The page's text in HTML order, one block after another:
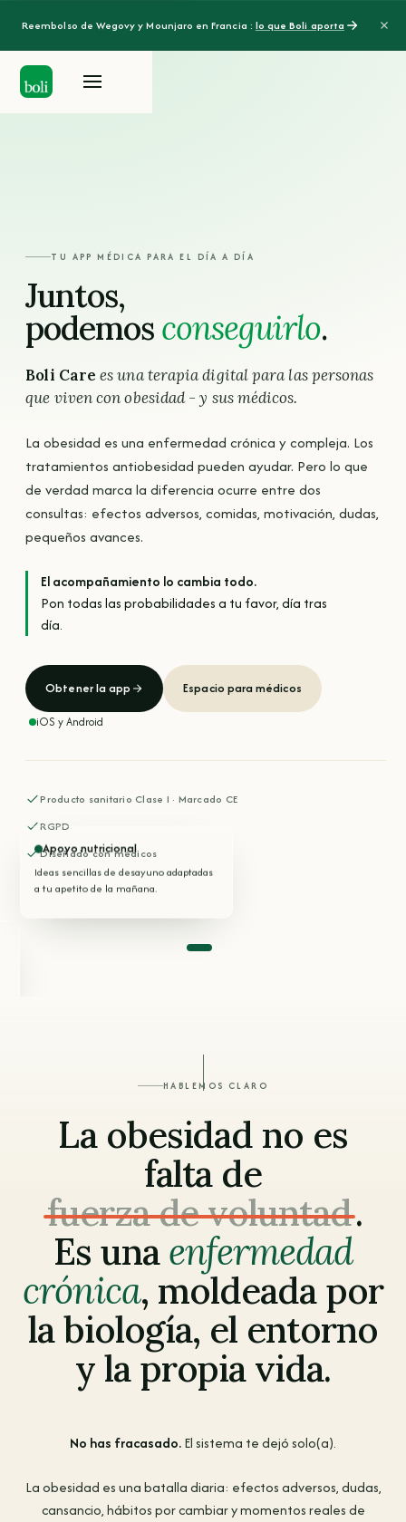
Reembolso de Wegovy y Mounjaro en Francia : lo que Boli aporta
TU APP MÉDICA PARA EL DÍA A DÍA
Juntos,
podemosconseguirlo.
Boli Care es una terapia digital para las personas
que viven con obesidad - y sus médicos.
La obesidad es una enfermedad crónica y compleja. Los
tratamientos antiobesidad pueden ayudar. Pero lo que
de verdad marca la diferencia ocurre entre dos
consultas: efectos adversos, comidas, motivación, dudas,
pequeños avances.
El acompañamiento lo cambia todo.
Pon todas las probabilidades a tu favor, día tras
día.
Obtener la app Espacio para médicos
iOS y Android
Producto sanitario Clase I · Marcado CE
RGPD
Diseñado con médicos
Apoyo nutricional
Ideas sencillas de desayuno adaptadas
a tu apetito de la mañana.
HABLEMOS CLARO
La obesidad no es
falta de
fuerza de voluntad.
Es unaenfermedad
crónica, moldeada por
la biología, el entorno
y la propia vida.
No has fracasado.El sistema te dejó solo(a).
La obesidad es una batalla diaria: efectos adversos, dudas,
cansancio, hábitos por cambiar y momentos reales de